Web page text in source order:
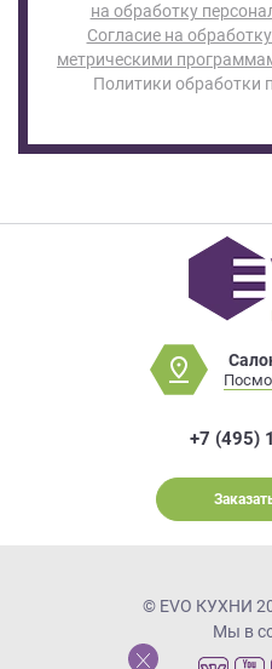
на обработку
Согласие на
метрическими
Политики обработки
+7 (495)
© EVO КУХНИ
Мы в